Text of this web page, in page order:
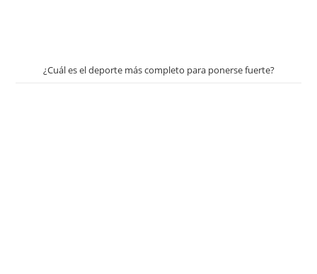
¿Cuál es el deporte más completo para ponerse fuerte?